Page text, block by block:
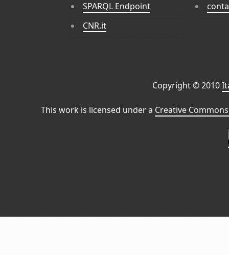
SPARQL Endpoint
CNR.it
Copyright © 2010
This work is licensed under a Creative